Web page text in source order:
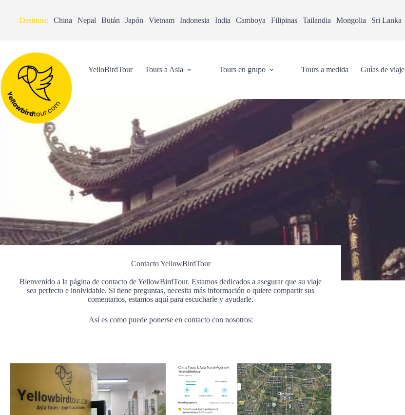
Destinos: China Nepal Bután Japón Vietnam Indonesia India Camboya Filipinas Tailandia Mongolia Sri Lanka
YelloBirdTour Tours a Asia Tours en grupo Tours a medida Guías de viaje
Contacto YellowBirdTour
Bienvenido a la página de contacto de YellowBirdTour. Estamos dedicados a asegurar que su viaje
sea perfecto e inolvidable. Si tiene preguntas, necesita más información o quiere compartir sus
comentarios, estamos aquí para escucharle y ayudarle.
Así es como puede ponerse en contacto con nosotros: